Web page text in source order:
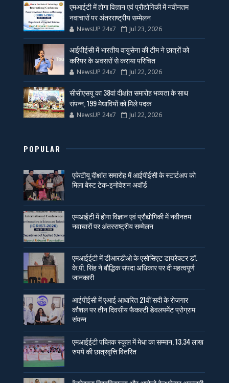
एमआईटी में होगा विज्ञान एवं प्रौद्योगिकी में नवीनतम
नवाचारों पर अंतरराष्ट्रीय सम्मेलन
NewsUP 24x7 Jul 23, 2026
आईपीईसी में भारतीय वायुसेना की टीम ने छात्रों को
करियर के अवसरों से कराया परिचित
NewsUP 24x7 Jul 22, 2026
सीसीएसयू का 38वां दीक्षांत समारोह भव्यता के साथ
संपन्न, 199 मेधावियों को मिले पदक
NewsUP 24x7 Jul 22, 2026
POPULAR
एकेटीयू दीक्षांत समारोह में आईपीईसी के स्टार्टअप को
मिला बेस्ट टेक-इनोवेशन अवॉर्ड
एमआईटी में होगा विज्ञान एवं प्रौद्योगिकी में नवीनतम
नवाचारों पर अंतरराष्ट्रीय सम्मेलन
एमआईईटी में डीआरडीओ के एसोसिएट डायरेक्टर डॉ.
के.पी. सिंह ने बौद्धिक संपदा अधिकार पर दी महत्वपूर्ण
जानकारी
आईपीईसी में एआई आधारित 21वीं सदी के रोजगार
कौशल पर तीन दिवसीय फैकल्टी डेवलपमेंट प्रोग्राम
संपन्न
एमआईईटी पब्लिक स्कूल में मेधा का सम्मान, 13.34 लाख
रुपये की छात्रवृत्ति वितरित